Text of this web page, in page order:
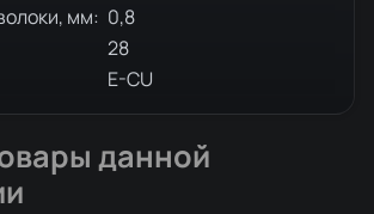
мм: 0,8
28
E-CU
данной